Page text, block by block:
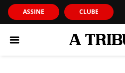
ASSINE CLUBE